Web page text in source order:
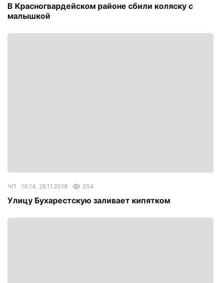
В Красногвардейском районе сбили коляску с
малышкой
ЧП 16:14, 28.11.2018 354
Улицу Бухарестскую заливает кипятком